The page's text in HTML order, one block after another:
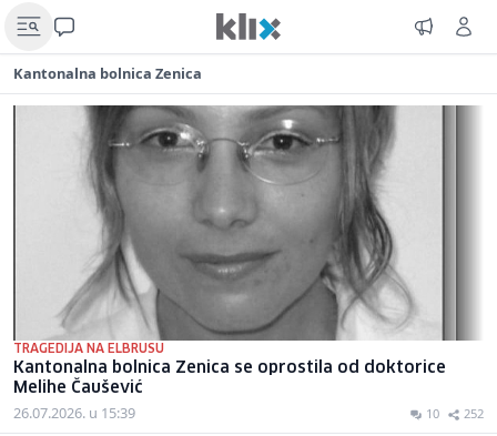
Kantonalna bolnica Zenica
TRAGEDIJA NA ELBRUSU
Kantonalna bolnica Zenica se oprostila od doktorice
Melihe Čaušević
26.07.2026. u 15:39 10 252